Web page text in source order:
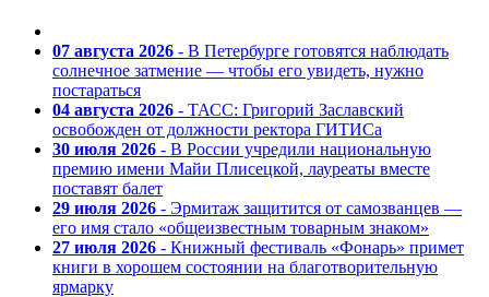
07 августа 2026 - В Петербурге готовятся наблюдать
солнечное затмение — чтобы его увидеть, нужно
постараться
04 августа 2026 - ТАСС: Григорий Заславский
освобожден от должности ректора ГИТИСа
30 июля 2026 - В России учредили национальную
премию имени Майи Плисецкой, лауреаты вместе
поставят балет
29 июля 2026 - Эрмитаж защитится от самозванцев —
его имя стало «общеизвестным товарным знаком»
27 июля 2026 - Книжный фестиваль «Фонарь» примет
книги в хорошем состоянии на благотворительную
ярмарку